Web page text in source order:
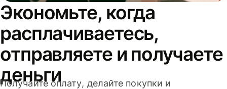
Экономьте, когда
расплачиваетесь,
отправляете и получаете
деньги
Получайте оплату, делайте покупки и